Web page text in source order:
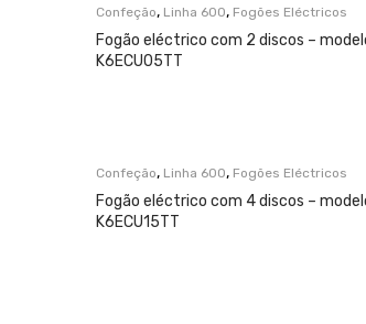
Confeção, Linha 600, Fogões Eléctricos
Fogão eléctrico com 2 discos –
K6ECU05TT
Confeção, Linha 600, Fogões Eléctricos
Fogão eléctrico com 4 discos –
K6ECU15TT